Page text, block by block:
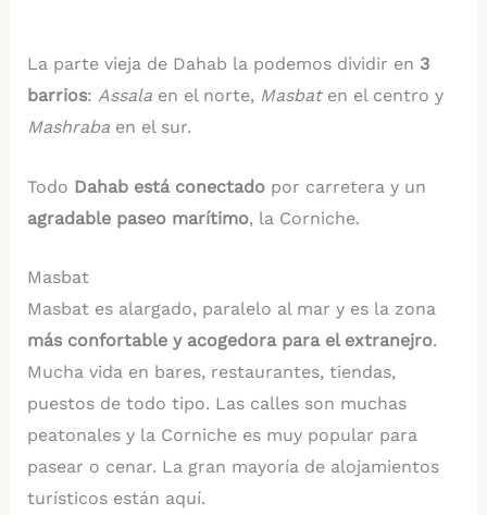
La parte vieja de Dahab la podemos dividir en 3
barrios: Assalaen el norte, Masbaten el centro y
Mashrabaen el sur.
Todo Dahab está conectadopor carretera y un
agradable paseo marítimo, la Corniche.
Masbat
Masbat es alargado, paralelo al mar y es la zona
más confortable y acogedora para el extranejro.
Mucha vida en bares, restaurantes, tiendas,
puestos de todo tipo. Las calles son muchas
peatonales y la Corniche es muy popular para
pasear o cenar. La gran mayoría de alojamientos
turísticos están aquí.